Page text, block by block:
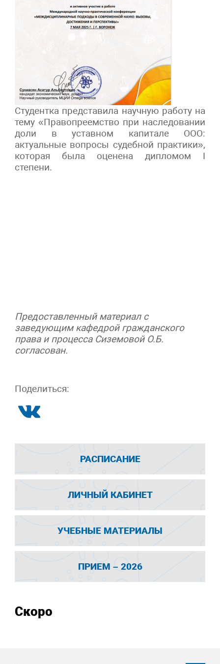
Студентка представила научную работу на
тему «Правопреемство при наследовании
доли в уставном капитале ООО:
актуальные вопросы судебной практики»,
которая была оценена дипломом I
степени.
Предоставленный материал с
заведующим кафедрой гражданского
права и процесса Сиземовой О.Б.
согласован.
Поделиться:
РАСПИСАНИЕ
ЛИЧНЫЙ КАБИНЕТ
УЧЕБНЫЕ МАТЕРИАЛЫ
ПРИЕМ – 2026
Скоро